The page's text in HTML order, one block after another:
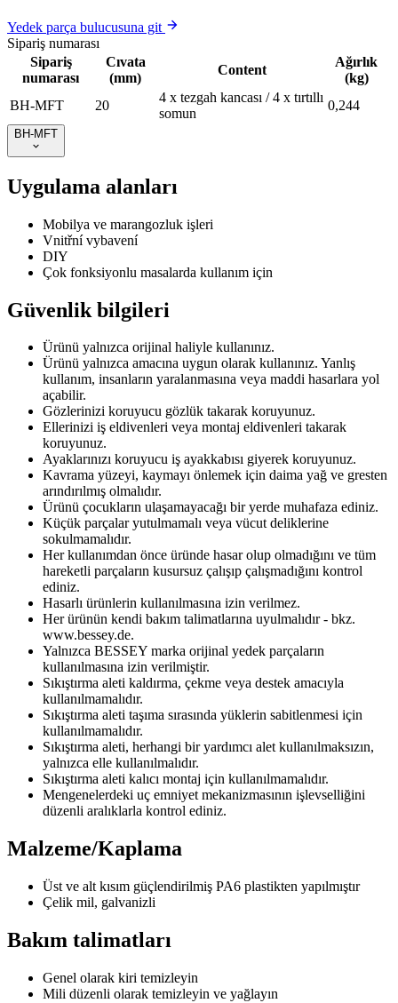
Yedek parça bulucusuna git
Sipariş numarası
Sipariş
numarası
Cıvata
(mm)
Content
Ağırlık
(kg)
BH-MFT
20
4 x tezgah kancası / 4 x tırtıllı
somun
0,244
BH-MFT
Uygulama alanları
Mobilya ve marangozluk işleri
Vnitřní vybavení
DIY
Çok fonksiyonlu masalarda kullanım için
Güvenlik bilgileri
Ürünü yalnızca orijinal haliyle kullanınız.
Ürünü yalnızca amacına uygun olarak kullanınız. Yanlış
kullanım, insanların yaralanmasına veya maddi hasarlara yol
açabilir.
Gözlerinizi koruyucu gözlük takarak koruyunuz.
Ellerinizi iş eldivenleri veya montaj eldivenleri takarak
koruyunuz.
Ayaklarınızı koruyucu iş ayakkabısı giyerek koruyunuz.
Kavrama yüzeyi, kaymayı önlemek için daima yağ ve gresten
arındırılmış olmalıdır.
Ürünü çocukların ulaşamayacağı bir yerde muhafaza ediniz.
Küçük parçalar yutulmamalı veya vücut deliklerine
sokulmamalıdır.
Her kullanımdan önce üründe hasar olup olmadığını ve tüm
hareketli parçaların kusursuz çalışıp çalışmadığını kontrol
ediniz.
Hasarlı ürünlerin kullanılmasına izin verilmez.
Her ürünün kendi bakım talimatlarına uyulmalıdır - bkz.
www.bessey.de.
Yalnızca BESSEY marka orijinal yedek parçaların
kullanılmasına izin verilmiştir.
Sıkıştırma aleti kaldırma, çekme veya destek amacıyla
kullanılmamalıdır.
Sıkıştırma aleti taşıma sırasında yüklerin sabitlenmesi için
kullanılmamalıdır.
Sıkıştırma aleti, herhangi bir yardımcı alet kullanılmaksızın,
yalnızca elle kullanılmalıdır.
Sıkıştırma aleti kalıcı montaj için kullanılmamalıdır.
Mengenelerdeki uç emniyet mekanizmasının işlevselliğini
düzenli aralıklarla kontrol ediniz.
Malzeme/Kaplama
Üst ve alt kısım güçlendirilmiş PA6 plastikten yapılmıştır
Çelik mil, galvanizli
Bakım talimatları
Genel olarak kiri temizleyin
Mili düzenli olarak temizleyin ve yağlayın